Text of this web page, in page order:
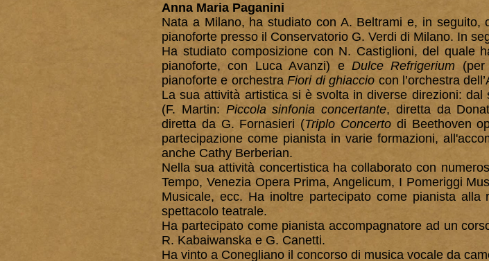
Anna Maria Paganini
Nata a Milano, ha studiato con A. Beltrami e, in
pianoforte presso il Conservatorio G. Verdi di Milano. In
Ha studiato composizione con N. Castiglioni, del quale
pianoforte, con Luca Avanzi) e Dulce Refrigerium
pianoforte e orchestraFiori di ghiaccio con l’orchestra
La sua attività artistica si è svolta in diverse direzioni: dal
(F. Martin: Piccola sinfonia concertante, diretta da
diretta da G. Fornasieri (Triplo Concerto di Beethoven
partecipazione come pianista in varie formazioni,
anche Cathy Berberian.
Nella sua attività concertistica ha collaborato con
Tempo, Venezia Opera Prima, Angelicum, I Pomeriggi
Musicale, ecc. Ha inoltre partecipato come pianista
spettacolo teatrale.
Ha partecipato come pianista accompagnatore ad un
R. Kabaiwanska e G. Canetti.
Ha vinto a Conegliano il concorso di musica vocale da